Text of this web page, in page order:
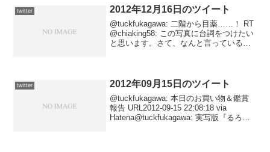
twitter 2012年12月16日のツイート
@tuckfukagawa: 二階から目薬……！ RT
@chiaking58: この写真に台詞をつけたい
と思います。さて、なんと言っている？
twitter 2012年09月15日のツイート
@tuckfukagawa: 本日のお買い物＆鑑賞
報告 URL2012-09-15 22:08:18 via
Hatena@tuckfukagawa: 実写版『るろ